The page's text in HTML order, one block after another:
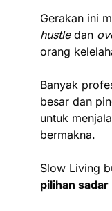
Gerakan ini
hustledan
orang
Banyak
besar dan
untuk
bermakna.
Slow Living
pilihan